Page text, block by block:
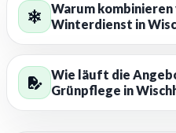
Warum
Winterdienst in
Wie läuft die
Grünpflege in